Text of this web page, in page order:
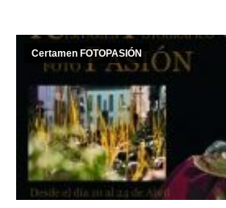
Certamen FOTOPASIÓN